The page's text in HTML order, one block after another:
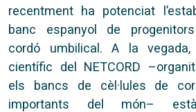
recentment ha potenciat
banc espanyol de
cordó umbilical. A la
científic del NETCORD
els bancs de cèl·lules de
importants del món–